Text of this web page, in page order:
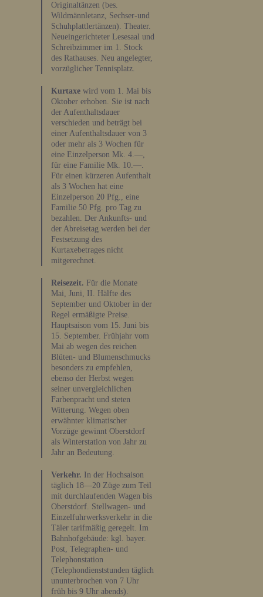
Originaltänzen (bes.
Wildmännletanz, Sechser-und
Schuhplattlertänzen). Theater.
Neueingerichteter Lesesaal und
Schreibzimmer im 1. Stock
des Rathauses. Neu angelegter,
vorzüglicher Tennisplatz.
Kurtaxe wird vom 1. Mai bis
Oktober erhoben. Sie ist nach
der Aufenthaltsdauer
verschieden und beträgt bei
einer Aufenthaltsdauer von 3
oder mehr als 3 Wochen für
eine Einzelperson Mk. 4.—,
für eine Familie Mk. 10.—.
Für einen kürzeren Aufenthalt
als 3 Wochen hat eine
Einzelperson 20 Pfg., eine
Familie 50 Pfg. pro Tag zu
bezahlen. Der Ankunfts- und
der Abreisetag werden bei der
Festsetzung des
Kurtaxebetrages nicht
mitgerechnet.
Reisezeit. Für die Monate
Mai, Juni, II. Hälfte des
September und Oktober in der
Regel ermäßigte Preise.
Hauptsaison vom 15. Juni bis
15. September. Frühjahr vom
Mai ab wegen des reichen
Blüten- und Blumenschmucks
besonders zu empfehlen,
ebenso der Herbst wegen
seiner unvergleichlichen
Farbenpracht und steten
Witterung. Wegen oben
erwähnter klimatischer
Vorzüge gewinnt Oberstdorf
als Winterstation von Jahr zu
Jahr an Bedeutung.
Verkehr. In der Hochsaison
täglich 18—20 Züge zum Teil
mit durchlaufenden Wagen bis
Oberstdorf. Stellwagen- und
Einzelfuhrwerksverkehr in die
Täler tarifmäßig geregelt. Im
Bahnhofgebäude: kgl. bayer.
Post, Telegraphen- und
Telephonstation
(Telephondienststunden täglich
ununterbrochen von 7 Uhr
früh bis 9 Uhr abends).